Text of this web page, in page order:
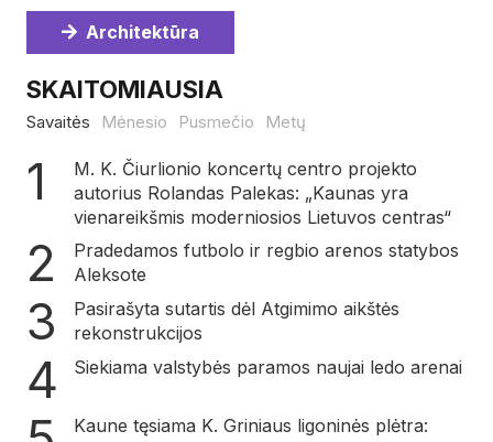
Architektūra
SKAITOMIAUSIA
Savaitės Mėnesio Pusmečio Metų
M. K. Čiurlionio koncertų centro projekto
autorius Rolandas Palekas: „Kaunas yra
vienareikšmis moderniosios Lietuvos centras“
Pradedamos futbolo ir regbio arenos statybos
Aleksote
Pasirašyta sutartis dėl Atgimimo aikštės
rekonstrukcijos
Siekiama valstybės paramos naujai ledo arenai
Kaune tęsiama K. Griniaus ligoninės plėtra: